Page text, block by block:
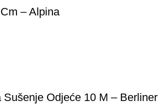
– Alpina
Odjeće 10 M – Berliner